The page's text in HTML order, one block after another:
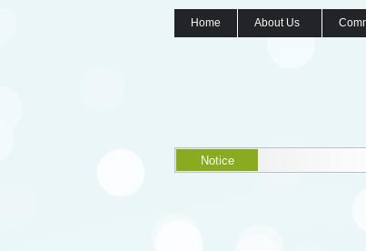
Home About Us
Notice